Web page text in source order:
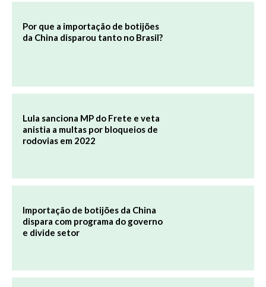
Por que a importação de botijões
da China disparou tanto no Brasil?
Lula sanciona MP do Frete e veta
anistia a multas por bloqueios de
rodovias em 2022
Importação de botijões da China
dispara com programa do governo
e divide setor